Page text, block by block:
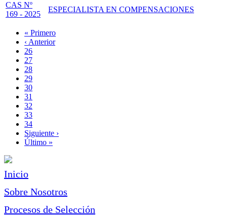
CAS Nº
169 - 2025
ESPECIALISTA EN COMPENSACIONES
Paginación
Primera
página
« Primero
Página
anterior
‹ Anterior
Page
26
Page
27
Page
28
Page
29
Página
actual
30
Page
31
Page
32
Page
33
Page
34
Siguiente
página
Siguiente ›
Última
Último »
Inicio
Sobre Nosotros
Procesos de Selección